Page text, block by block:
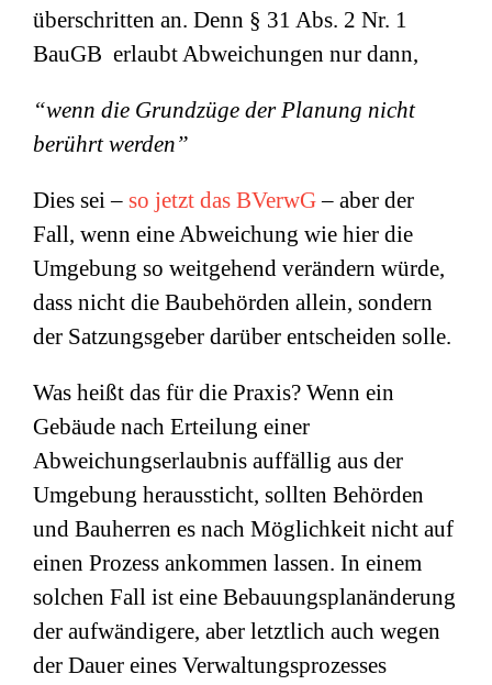
überschritten an. Denn § 31 Abs. 2 Nr. 1
BauGB erlaubt Abweichungen nur dann,
“wenn die Grundzüge der Planung nicht
berührt werden”
Dies sei – so jetzt das BVerwG– aber der
Fall, wenn eine Abweichung wie hier die
Umgebung so weitgehend verändern würde,
dass nicht die Baubehörden allein, sondern
der Satzungsgeber darüber entscheiden solle.
Was heißt das für die Praxis? Wenn ein
Gebäude nach Erteilung einer
Abweichungserlaubnis auffällig aus der
Umgebung heraussticht, sollten Behörden
und Bauherren es nach Möglichkeit nicht auf
einen Prozess ankommen lassen. In einem
solchen Fall ist eine Bebauungsplanänderung
der aufwändigere, aber letztlich auch wegen
der Dauer eines Verwaltungsprozesses